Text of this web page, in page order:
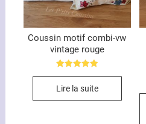
la
Coussin motif combi-vw
vintage rouge
sur 5
Lire la suite